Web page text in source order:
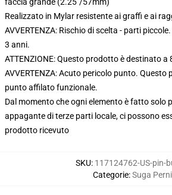
Realizzato in Mylar resistente ai graffi e ai
AVVERTENZA: Rischio di scelta - parti
3 anni.
ATTENZIONE: Questo prodotto è destinato a
AVVERTENZA: Acuto pericolo punto. Questo
punto affilato funzionale.
Dal momento che ogni elemento è fatto solo
appagante di terze parti locale, ci possono
prodotto ricevuto
SKU: 117124762-US-pin-
Categorie:Suga Perni